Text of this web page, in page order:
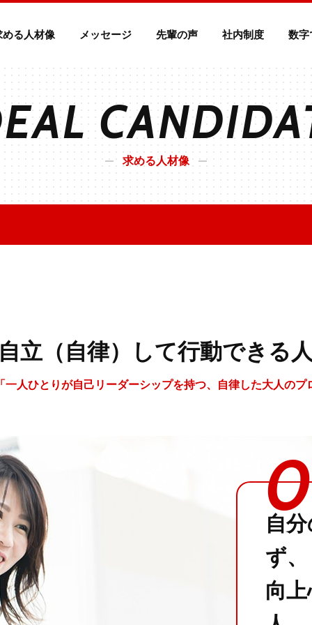
める人材像 メッセージ 先輩の声 社内制度 数字
求める人材像
立（自律）して行動できる
一人ひとりが自己リーダーシップを持つ、自律した大人のプ
自
ず、
向